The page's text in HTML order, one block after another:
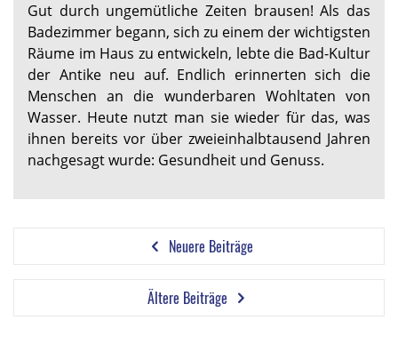
Gut durch ungemütliche Zeiten brausen! Als das
Badezimmer begann, sich zu einem der wichtigsten
Räume im Haus zu entwickeln, lebte die Bad-Kultur
der Antike neu auf. Endlich erinnerten sich die
Menschen an die wunderbaren Wohltaten von
Wasser. Heute nutzt man sie wieder für das, was
ihnen bereits vor über zweieinhalbtausend Jahren
nachgesagt wurde: Gesundheit und Genuss.
Neuere Beiträge
Ältere Beiträge